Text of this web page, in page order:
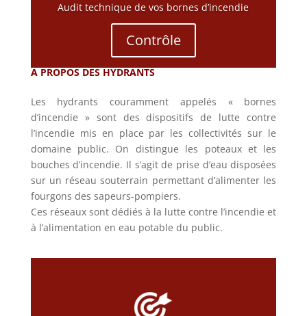
Audit technique de vos bornes d’incendie
Contrôle
A PROPOS DES HYDRANTS
Les hydrants couramment appelés « bornes
d’incendie » sont des dispositifs de lutte contre
l’incendie mis en place par les collectivités sur le
domaine public. On distingue les poteaux et les
bouches d’incendie. Il s’agit de prise d’eau disposées
sur un réseau souterrain permettant d’alimenter les
fourgons des sapeurs-pompiers.
Ces réseaux sont dédiés à la lutte contre l’incendie et
à l’alimentation en eau potable du public.